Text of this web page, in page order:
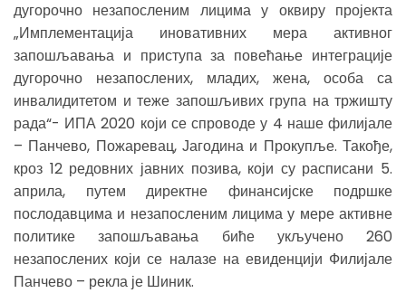
дугорочно незапосленим лицима у оквиру пројекта
„Имплементација иновативних мера активног
запошљавања и приступа за повећање интеграције
дугорочно незапослених, младих, жена, особа са
инвалидитетом и теже запошљивих група на тржишту
рада“- ИПА 2020 који се спроводе у 4 наше филијале
– Панчево, Пожаревац, Јагодина и Прокупље. Такође,
кроз 12 редовних јавних позива, који су расписани 5.
априла, путем директне финансијске подршке
послодавцима и незапосленим лицима у мере активне
политике запошљавања биће укључено 260
незапослених који се налазе на евиденцији Филијале
Панчево – рекла је Шиник.